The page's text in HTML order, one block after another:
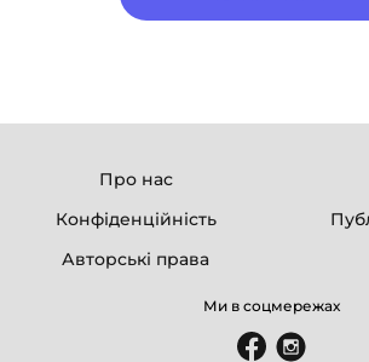
Про нас
Конфіденційність
Авторські права
Ми в соцмережах